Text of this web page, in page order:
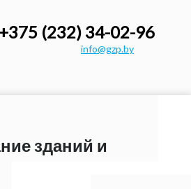
+375 (232) 34-02-96
info@gzp.by
зданий и